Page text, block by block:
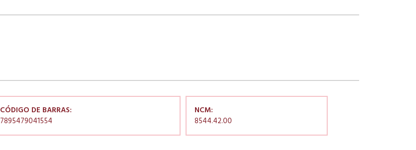
CÓDIGO DE BARRAS:
7895479041554
NCM:
8544.42.00